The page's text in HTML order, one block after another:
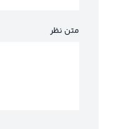
متن نظر